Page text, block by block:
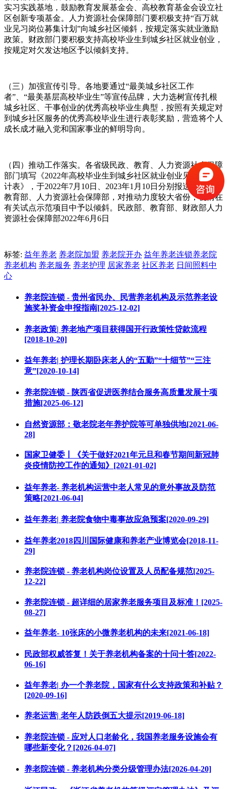
实习实践基地，鼓励教育发展基金会、高校教育基金会设立社
区创新专项基金。人力资源社会保障部门要积极支持“百万就
业见习岗位募集计划”向城乡社区倾斜，按规定落实就业激励
政策。财政部门要积极支持高校毕业生到城乡社区就业创业，
按规定对欠发达地区予以倾斜支持。
（三）加强宣传引导。各地要通过“最美城乡社区工作
者”、“最美基层高校毕业生”等宣传品牌，大力选树宣传扎根
城乡社区、干事创业的优秀高校毕业生典型，按照有关规定对
到城乡社区服务的优秀高校毕业生进行表彰奖励，营造将个人
成长成才融入党和国家事业的鲜明导向。
（四）推动工作落实。各省级民政、教育、人力资源社会保障
部门填写《2022年高校毕业生到城乡社区就业创业见习情况统
计表》，于2022年7月10日、2023年1月10日分别报送民政部、
教育部、人力资源社会保障部，对推动力度较大省份，视情在
有关试点示范项目中予以倾斜。民政部、教育部、财政部人力
资源社会保障部2022年6月6日
标签: 益年养老 养老院加盟 养老院开办 益年养老连锁养老院
养老机构 养老服务 养老护理 居家养老 社区养老 日间照料中
心
养老院连锁 - 贵州省民办、民营养老机构及示范养老设
施奖补资金申报指南[2025-12-02]
养老政策| 养老地产项目获得国开行政策性贷款流程
[2018-10-20]
益年养老| 护理长期卧床老人的“五勤”“十细节”“三注
意”[2020-10-14]
养老院连锁 - 陕西省促进医养结合服务高质量发展十项
措施[2025-06-12]
自然资源部：敬老院老年养护院等可单独供地[2021-06-
28]
国家卫健委丨《关于做好2021年元旦和春节期间新冠肺
炎疫情防控工作的通知》[2021-01-02]
益年养老- 养老机构运营中老人常见的意外事故及防范
策略[2021-06-04]
益年养老| 养老院食物中毒事故应急预案[2020-09-29]
益年养老2018四川国际健康和养老产业博览会[2018-11-
29]
养老院连锁 - 养老机构岗位设置及人员配备规范[2025-
12-22]
养老院连锁 - 超详细的居家养老服务项目及标准！[2025-
08-27]
益年养老- 10张床的小微养老机构的未来[2021-06-18]
民政部权威答复！关于养老机构备案的十问十答[2022-
06-16]
益年养老| 办一个养老院，国家有什么支持政策和补贴？
[2020-09-16]
养老运营| 老年人防跌倒五大提示[2019-06-18]
养老院连锁 - 应对人口老龄化，我国养老服务设施会有
哪些新变化？[2026-04-07]
养老院连锁 - 养老机构分类分级管理办法[2026-04-20]